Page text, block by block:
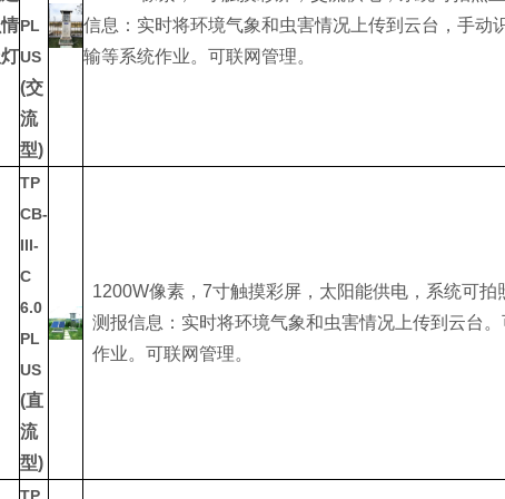
PL
US
(交
流
型)
信息：实时将环境气象和虫害情况上传到云台，手
输等系统作业。可联网管理。
TP
CB-
III-
C
6.0
PL
US
(直
流
型)
1200W像素，7寸触摸彩屏，太阳能供电，系统可
测报信息：实时将环境气象和虫害情况上传到云台
作业。可联网管理。